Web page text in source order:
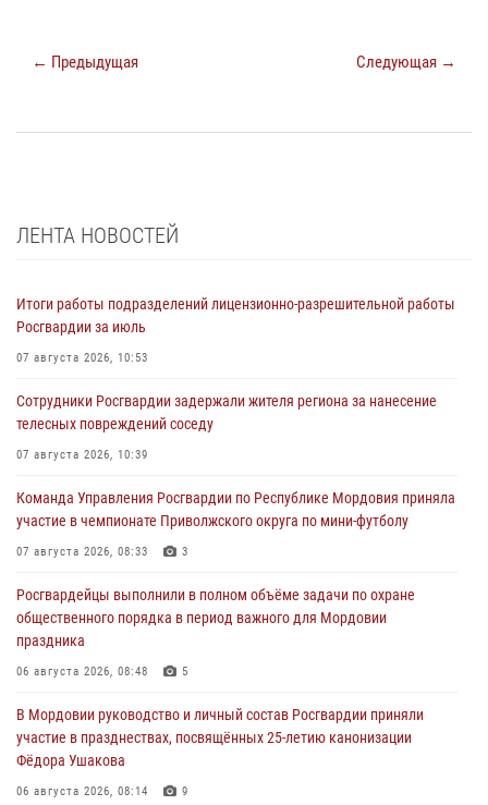
← Предыдущая Следующая →
ЛЕНТА НОВОСТЕЙ
Итоги работы подразделений лицензионно-разрешительной работы
Росгвардии за июль
07 августа 2026, 10:53
Сотрудники Росгвардии задержали жителя региона за нанесение
телесных повреждений соседу
07 августа 2026, 10:39
Команда Управления Росгвардии по Республике Мордовия приняла
участие в чемпионате Приволжского округа по мини-футболу
07 августа 2026, 08:33 3
Росгвардейцы выполнили в полном объёме задачи по охране
общественного порядка в период важного для Мордовии
праздника
06 августа 2026, 08:48 5
В Мордовии руководство и личный состав Росгвардии приняли
участие в празднествах, посвящённых 25-летию канонизации
Фёдора Ушакова
06 августа 2026, 08:14 9